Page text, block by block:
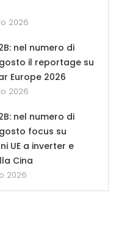
2026
nel numero di
il reportage su
Europe 2026
2026
nel numero di
focus su
UE a inverter e
Cina
2026